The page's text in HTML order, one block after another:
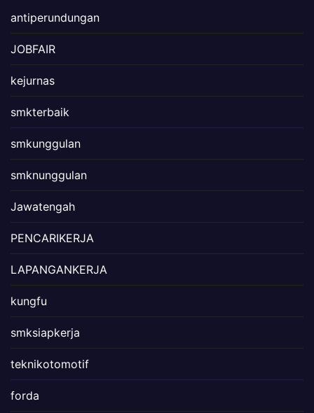
antiperundungan
JOBFAIR
kejurnas
smkterbaik
smkunggulan
smknunggulan
Jawatengah
PENCARIKERJA
LAPANGANKERJA
kungfu
smksiapkerja
teknikotomotif
forda